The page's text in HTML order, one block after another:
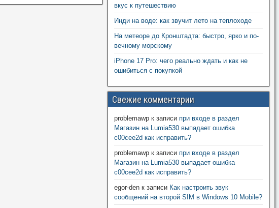
вкус к путешествию
Инди на воде: как звучит лето на теплоходе
На метеоре до Кронштадта: быстро, ярко и по-
вечному морскому
iPhone 17 Pro: чего реально ждать и как не
ошибиться с покупкой
Свежие комментарии
problemawpк записи при входе в раздел
Магазин на Lumia530 выпадает ошибка
c00cee2d как исправить?
problemawpк записи при входе в раздел
Магазин на Lumia530 выпадает ошибка
c00cee2d как исправить?
egor-denк записи Как настроить звук
сообщений на второй SIM в Windows 10 Mobile?